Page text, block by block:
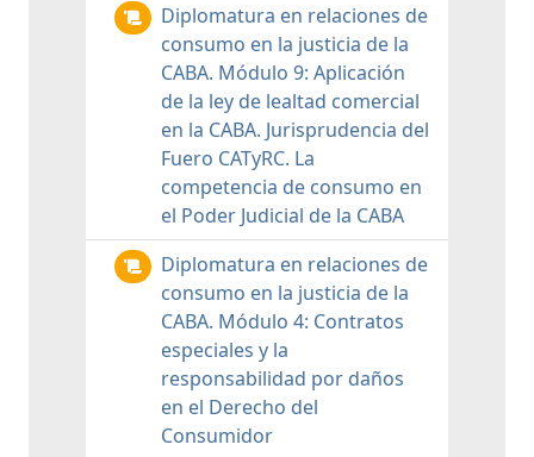
Diplomatura en relaciones de
consumo en la justicia de la
CABA. Módulo 9: Aplicación
de la ley de lealtad comercial
en la CABA. Jurisprudencia del
Fuero CATyRC. La
competencia de consumo en
el Poder Judicial de la CABA
Diplomatura en relaciones de
consumo en la justicia de la
CABA. Módulo 4: Contratos
especiales y la
responsabilidad por daños
en el Derecho del
Consumidor